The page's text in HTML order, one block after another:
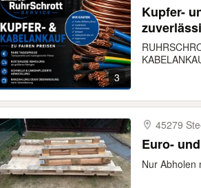
3
Kupfer-
45279
Euro-
Nur Abholen